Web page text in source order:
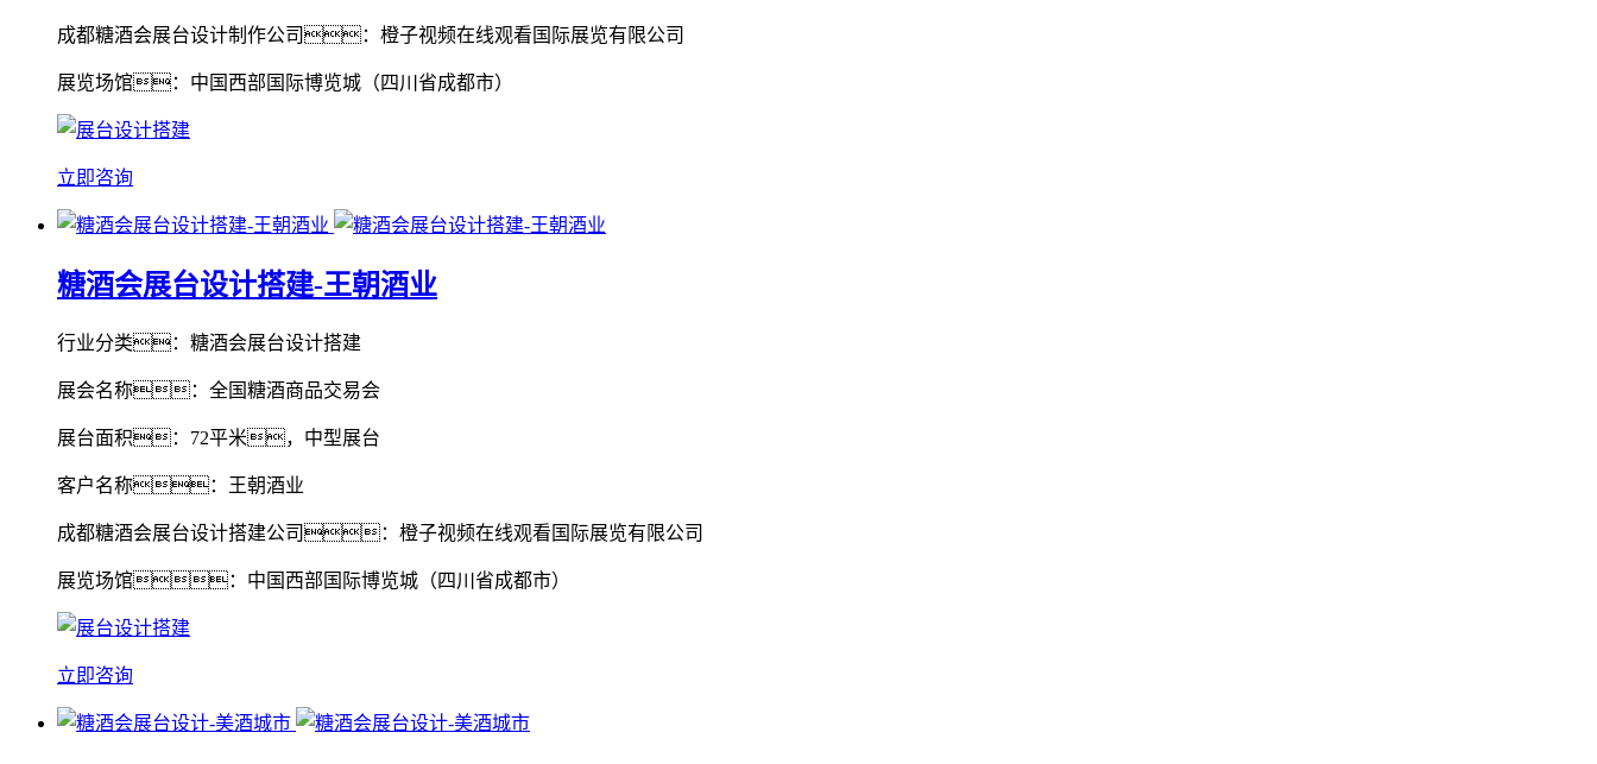
成都糖酒会展台设计制作公司：橙子视频在线观看国际展览有限公司
展览场馆：中国西部国际博览城（四川省成都市）
立即咨询
糖酒会展台设计搭建-王朝酒业
行业分类：糖酒会展台设计搭建
展会名称：全国糖酒商品交易会
展台面积：72平米，中型展台
客户名称：王朝酒业
成都糖酒会展台设计搭建公司：橙子视频在线观看国际展览有限公司
展览场馆：中国西部国际博览城（四川省成都市）
立即咨询